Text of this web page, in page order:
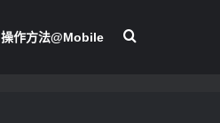
操作方法@Mobile